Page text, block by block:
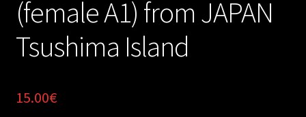
(female A1) from JAPAN
Tsushima Island
15.00€